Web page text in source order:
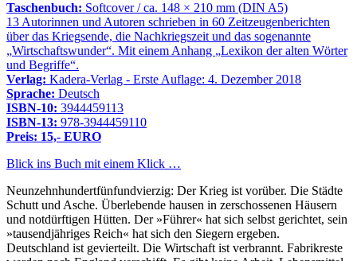
Taschenbuch: Softcover / ca. 148 × 210 mm (DIN A5)
13 Autorinnen und Autoren schrieben in 60 Zeitzeugenberichten
über das Kriegsende, die Nachkriegszeit und das sogenannte
Wirtschaftswunder . Mit einem Anhang
Lexikon der alten Wörter
und Begriffe .
Verlag: Kadera-Verlag - Erste Auflage: 4. Dezember 2018
Sprache: Deutsch
ISBN-10: 3944459113
ISBN-13: 978-3944459110
Preis: 15,- EURO
Blick ins Buch mit einem Klick …
Neunzehnhundertfünfundvierzig: Der Krieg ist vorüber. Die Städte
Schutt und Asche. Überlebende hausen in zerschossenen Häusern
und notdürftigen Hütten. Der »Führer« hat sich selbst gerichtet, sein
»tausendjähriges Reich« hat sich den Siegern ergeben.
Deutschland ist gevierteilt. Die Wirtschaft ist verbrannt. Fabrikreste